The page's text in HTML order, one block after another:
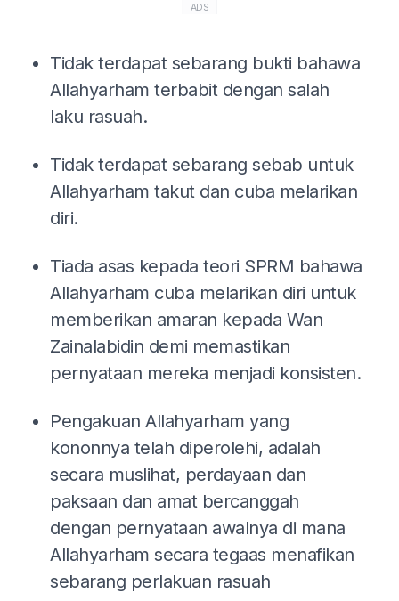
ADS
Tidak terdapat sebarang bukti bahawa
Allahyarham terbabit dengan salah
laku rasuah.
Tidak terdapat sebarang sebab untuk
Allahyarham takut dan cuba melarikan
diri.
Tiada asas kepada teori SPRM bahawa
Allahyarham cuba melarikan diri untuk
memberikan amaran kepada Wan
Zainalabidin demi memastikan
pernyataan mereka menjadi konsisten.
Pengakuan Allahyarham yang
kononnya telah diperolehi, adalah
secara muslihat, perdayaan dan
paksaan dan amat bercanggah
dengan pernyataan awalnya di mana
Allahyarham secara tegaas menafikan
sebarang perlakuan rasuah